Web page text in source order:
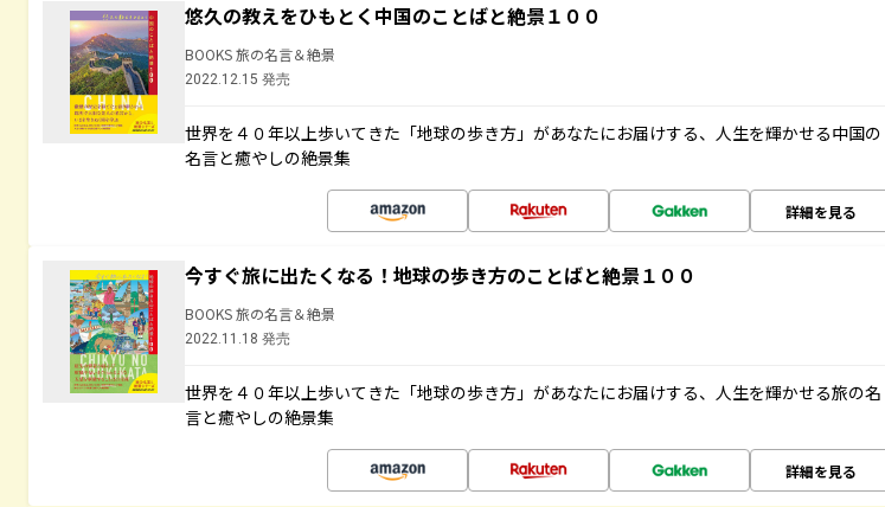
悠久の教えをひもとく中国のことばと絶景１００
BOOKS 旅の名言＆絶景
2022.12.15 発売
世界を４０年以上歩いてきた「地球の歩き方」があなたにお届けする、人生を輝かせる中国の
名言と癒やしの絶景集
詳細を見る
今すぐ旅に出たくなる！地球の歩き方のことばと絶景１００
BOOKS 旅の名言＆絶景
2022.11.18 発売
世界を４０年以上歩いてきた「地球の歩き方」があなたにお届けする、人生を輝かせる旅の名
言と癒やしの絶景集
詳細を見る